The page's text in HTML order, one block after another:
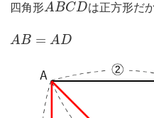
四角形A BCDは正方形だ
A B = A D